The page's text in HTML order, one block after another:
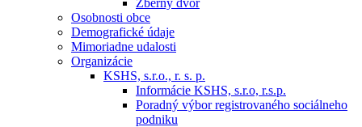
Zberný dvor
Osobnosti obce
Demografické údaje
Mimoriadne udalosti
Organizácie
KSHS, s.r.o., r. s. p.
Informácie KSHS, s.r.o, r.s.p.
Poradný výbor registrovaného sociálneho
podniku